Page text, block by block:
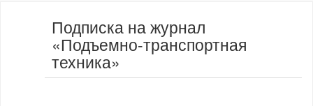
Подписка на журнал
«Подъемно-транспортная
техника»